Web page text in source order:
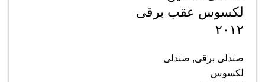
لکسوس عقب برقی
۲۰۱۲
صندلی برقی, صندلی
لکسوس